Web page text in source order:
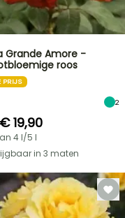
Grande Amore -
roos
PRIJS
2
€ 19,90
4 l/5 l
in 3 maten